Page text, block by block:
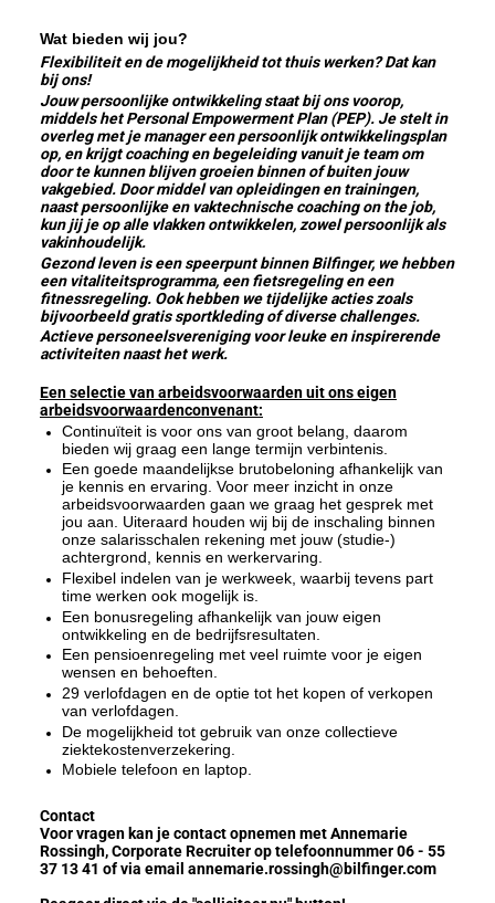
Wat bieden wij jou?
Flexibiliteit en de mogelijkheid tot thuis werken? Dat kan
bij ons!
Jouw persoonlijke ontwikkeling staat bij ons voorop,
middels het Personal Empowerment Plan (PEP). Je stelt in
overleg met je manager een persoonlijk ontwikkelingsplan
op, en krijgt coaching en begeleiding vanuit je team om
door te kunnen blijven groeien binnen of buiten jouw
vakgebied. Door middel van opleidingen en trainingen,
naast persoonlijke en vaktechnische coaching on the job,
kun jij je op alle vlakken ontwikkelen, zowel persoonlijk als
vakinhoudelijk.
Gezond leven is een speerpunt binnen Bilfinger, we hebben
een vitaliteitsprogramma, een fietsregeling en een
fitnessregeling. Ook hebben we tijdelijke acties zoals
bijvoorbeeld gratis sportkleding of diverse challenges.
Actieve personeelsvereniging voor leuke en inspirerende
activiteiten naast het werk.
Een selectie van arbeidsvoorwaarden uit ons eigen
arbeidsvoorwaardenconvenant:
Continuïteit is voor ons van groot belang, daarom
bieden wij graag een lange termijn verbintenis.
Een goede maandelijkse brutobeloning afhankelijk van
je kennis en ervaring. Voor meer inzicht in onze
arbeidsvoorwaarden gaan we graag het gesprek met
jou aan. Uiteraard houden wij bij de inschaling binnen
onze salarisschalen rekening met jouw (studie-)
achtergrond, kennis en werkervaring.
Flexibel indelen van je werkweek, waarbij tevens part
time werken ook mogelijk is.
Een bonusregeling afhankelijk van jouw eigen
ontwikkeling en de bedrijfsresultaten.
Een pensioenregeling met veel ruimte voor je eigen
wensen en behoeften.
29 verlofdagen en de optie tot het kopen of verkopen
van verlofdagen.
De mogelijkheid tot gebruik van onze collectieve
ziektekostenverzekering.
Mobiele telefoon en laptop.
Contact
Voor vragen kan je contact opnemen met Annemarie
Rossingh, Corporate Recruiter op telefoonnummer 06 - 55
37 13 41 of via email annemarie.rossingh@bilfinger.com